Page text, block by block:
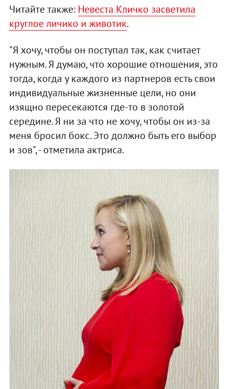
Читайте также: Невеста Кличко засветила
круглое личико и животик.
"Я хочу, чтобы он поступал так, как считает
нужным. Я думаю, что хорошие отношения, это
тогда, когда у каждого из партнеров есть свои
индивидуальные жизненные цели, но они
изящно пересекаются где-то в золотой
середине. Я ни за что не хочу, чтобы он из-за
меня бросил бокс. Это должно быть его выбор
и зов", - отметила актриса.